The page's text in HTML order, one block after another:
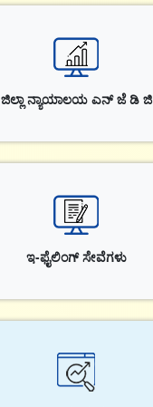
ಜಿಲ್ಲಾ ನ್ಯಾಯಾಲಯ ಎನ್ ಜೆ ಡಿ ಜಿ
ಇ-ಫೈಲಿಂಗ್ ಸೇವೆಗಳು